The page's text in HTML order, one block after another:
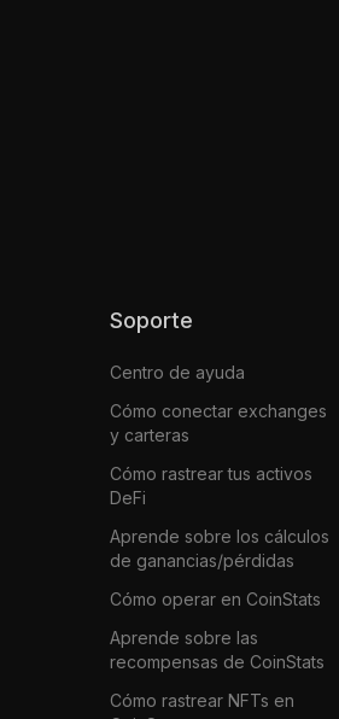
Soporte
Centro de ayuda
Cómo conectar exchanges
y carteras
Cómo rastrear tus activos
DeFi
Aprende sobre los cálculos
de ganancias/pérdidas
Cómo operar en CoinStats
Aprende sobre las
recompensas de CoinStats
Cómo rastrear NFTs en